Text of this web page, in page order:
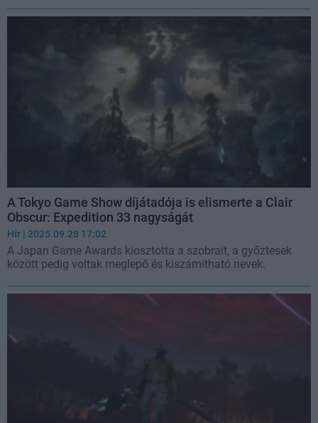
A Tokyo Game Show díjátadója is elismerte a Clair
Obscur: Expedition 33 nagyságát
Hír | 2025.09.28 17:02
A Japan Game Awards kiosztotta a szobrait, a győztesek
között pedig voltak meglepő és kiszámítható nevek.